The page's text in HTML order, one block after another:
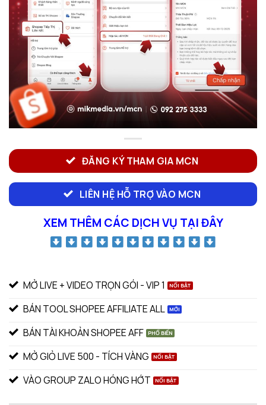
ĐĂNG KÝ THAM GIA MCN
LIÊN HỆ HỖ TRỢ VÀO MCN
XEM THÊM CÁC DỊCH VỤ TẠI ĐÂY
MỞ LIVE + VIDEO TRỌN GÓI - VIP 1
BÁN TOOL SHOPEE AFFILIATE ALL
BÁN TÀI KHOẢN SHOPEE AFF
MỞ GIỎ LIVE 500 - TÍCH VÀNG
VÀO GROUP ZALO HÓNG HỚT